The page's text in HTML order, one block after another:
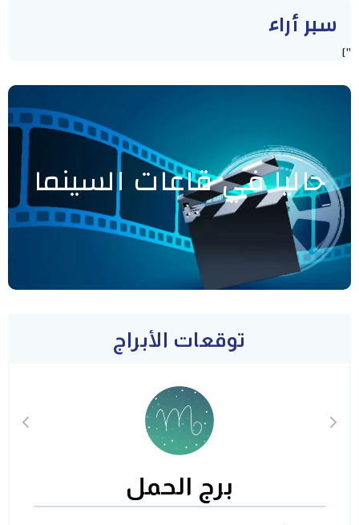
سبر أراء
"]
حاليا في قاعات السينما
توقعات الأبراج
برج الحمل